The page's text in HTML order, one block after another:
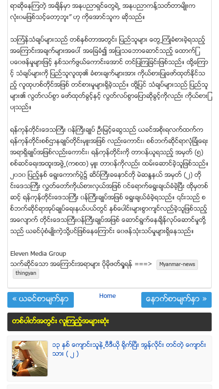
ရာဆိုေနၾကတဲ့ အခ်ိန္မွာ အႏုပညာရွင္ေတြရဲ႕ အႏုပညာကန္႔သတ္တာမ်ိဳးက
လံုး၀မျဖစ္သင့္ေတာ့ဘူး” ဟု ကိုေအာင္သူက ဆိုသည္။
သၾကၤန္သံခ်ပ္မ်ားသည္ တစ္ႏွစ္တာအတြင္း ျပည္သူမ်ား ေတြ႕ၾကံဳခံစားခဲ့ရသည့္
အေၾကာင္းအခ်က္မ်ားအေပၚ အေျခခံ၍ အျပဳသေဘာေဆာင္သည့္ ေထာက္ျ
ပေ၀ဖန္မႈမ်ားျဖင့္ ႏွစ္သက္ဖြယ္ေကာင္းေအာင္ တင္ျပၾကျခင္းျဖစ္သည္။ ထို႔ေၾကာ
င့္ သံခ်ပ္မ်ားကို ျပည္သူလူထု၏ ခံစားခ်က္မ်ားအား ကိုယ္စားျပဳေဖာ္ထုတ္ႏိုင္သ
ည့္ လူထုဟစ္တိုင္အျဖစ္ တင္စားမႈမ်ားရွိခဲ့သည္။ ထို႔ျပင္ သံခ်ပ္မ်ားသည္ ျပည္သူ
မ်ား၏ လြတ္လပ္စြာ ေဖာ္ထုတ္ခြင့္ႏွင့္ လြတ္လပ္စြာေျပာဆိုခြင့္ကိုလည္း ကိုယ္စားျ
ပဳသည္။
ရန္ကုန္တိုင္းေဒသႀကီး ၀န္ႀကီးခ်ဳပ္ ဦးျမင့္ေဆြသည္ ယခင္အစိုးရလက္ထက္က
ရန္ကုန္တိုင္းစစ္ဌာနခ်ဳပ္တိုင္းမွဴးအျဖစ္ လည္းေကာင္း၊ စစ္ဘက္ဆိုင္ရာလံုျခံဳေရး
အရာရွိခ်ဳပ္အျဖစ္လည္းေကာင္း၊ ရန္ကုန္တိုင္းကို တာ၀န္ယူရသည့္ အမွတ္ (၅)
စစ္ဆင္ေရးအထူးအဖြဲ႕(ကစထ) မွဴး တာ၀န္ကိုလည္း ထမ္းေဆာင္ခဲ့သူျဖစ္သည္။
၂၀၁၀ ျပည့္ႏွစ္ ေရြးေကာက္ပြဲ၌ ဆိပ္ႀကီးခေနာင္တို မဲဆႏၵနယ္ အမွတ္ (၂) တုိ
င္းေဒသႀကီး လႊတ္ေတာ္ကိုယ္စားလွယ္အျဖစ္ ၀င္ေရာက္ေရြးခ်ယ္ခံခဲ့ၿပီး ထုိမွတစ္
ဆင့္ ရန္ကုန္တိုင္းေဒသႀကီး ၀န္ႀကီးခ်ဳပ္အျဖစ္ ေရြးခ်ယ္ခံခဲ့ရသည္။ ၎သည္ စ
စ္ဘက္ဆိုင္ရာအုပ္ခ်ဳပ္ေရးနယ္ပယ္တြင္ ႏွစ္ေပါင္းမ်ားစြာက်င္လည္ခဲ့သူျဖစ္သည့္
အေလ်ာက္ တိုင္းေဒသႀကီး၀န္ႀကီးခ်ဳပ္အျဖစ္ ေဆာင္ရြက္ေနခ်ိန္လုပ္ေဆာင္မႈတို႔
သည္ ယခင္ပုံစံမ်ဳိးကဲ့သို႔ပင္ျဖစ္ေနေၾကာင္း ေ၀ဖန္သုံးသပ္မႈမ်ားရွိေနသည္။
Eleven Media Group
သက္ဆုိင္ေသာ အေၾကာင္းအရာမ်ား ပုိမုိဖတ္ရႈရန္ ===>
Myanmar-news
thingyan
« ယခင္စာမ်က္ႏွာ Home ေနာက္စာမ်က္ႏွာ »
တစ္ပါတ္အတြင္း လူၾကည့္အမ်ားဆံုး
၁၃ ႏွစ္ ေက်ာင္းသူနဲ႕ဗီဒီယို ရိုက္ျပီး အြန္လိုင္း တင္တဲ့ ေက်ာင္း
သား ( ၂ )